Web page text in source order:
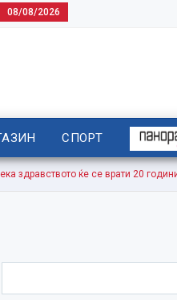
08/08/2026
СПОРТ
ќе се врати 20